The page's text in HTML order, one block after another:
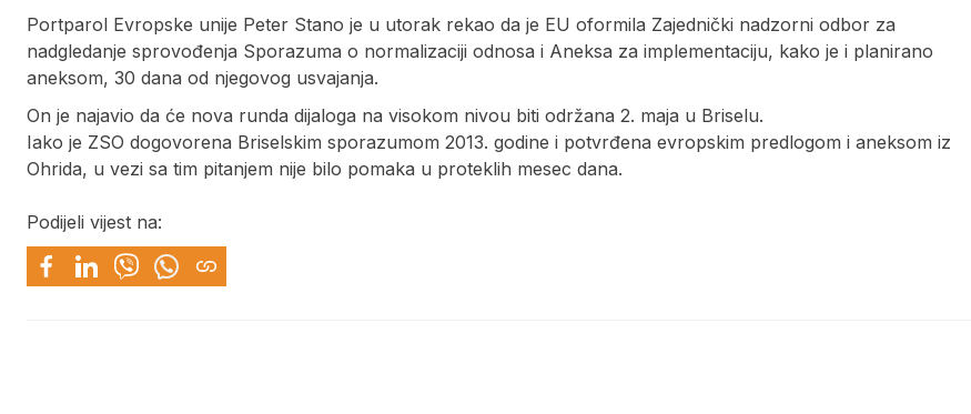
Portparol Evropske unije Peter Stano je u utorak rekao da je EU oformila Zajednički nadzorni odbor za
nadgledanje sprovođenja Sporazuma o normalizaciji odnosa i Aneksa za implementaciju, kako je i planirano
aneksom, 30 dana od njegovog usvajanja.
On je najavio da će nova runda dijaloga na visokom nivou biti održana 2. maja u Briselu.
Iako je ZSO dogovorena Briselskim sporazumom 2013. godine i potvrđena evropskim predlogom i aneksom iz
Ohrida, u vezi sa tim pitanjem nije bilo pomaka u proteklih mesec dana.
Podijeli vijest na: